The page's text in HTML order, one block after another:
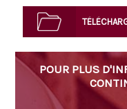
POUR PLUS